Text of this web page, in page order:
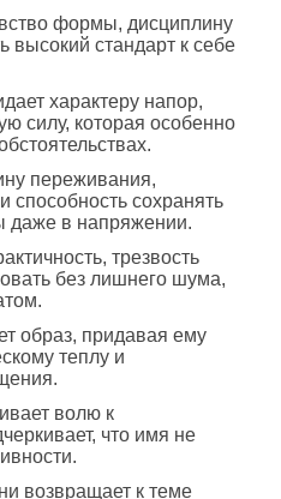
формы, дисциплину
стандарт к себе
характеру напор,
силу, которая особенно
переживания,
способность сохранять
даже в напряжении.
трезвость
без лишнего шума,
образ, придавая ему
теплу и
волю к
что имя не
возвращает к теме